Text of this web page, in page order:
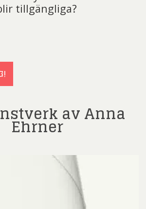
tillgängliga?
av Anna
Ehrner